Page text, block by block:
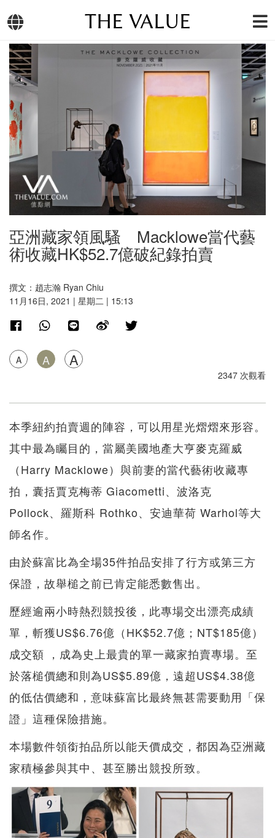
THE VALUE
亞洲藏家領風騷 Macklowe當代藝
術收藏HK$52.7億破紀錄拍賣
撰文：趙志瀚 Ryan Chiu
11月16日, 2021 | 星期二 | 15:13
A A A
2347 次觀看
本季紐約拍賣週的陣容，可以用星光熠熠來形容。
其中最為矚目的，當屬美國地產大亨麥克羅威
（Harry Macklowe）與前妻的當代藝術收藏專
拍，囊括賈克梅蒂 Giacometti、波洛克
Pollock、羅斯科 Rothko、安迪華荷 Warhol等大
師名作。
由於蘇富比為全場35件拍品安排了行方或第三方
保證，故舉槌之前已肯定能悉數售出。
歷經逾兩小時熱烈競投後，此專場交出漂亮成績
單，斬獲US$6.76億（HK$52.7億；NT$185億）
成交額 ，成為史上最貴的單一藏家拍賣專場。至
於落槌價總和則為US$5.89億，遠超US$4.38億
的低估價總和，意味蘇富比最終無甚需要動用「保
證」這種保險措施。
本場數件領銜拍品所以能天價成交，都因為亞洲藏
家積極參與其中、甚至勝出競投所致。